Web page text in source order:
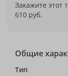
Закажите этот
610 руб.
Общие
Тип